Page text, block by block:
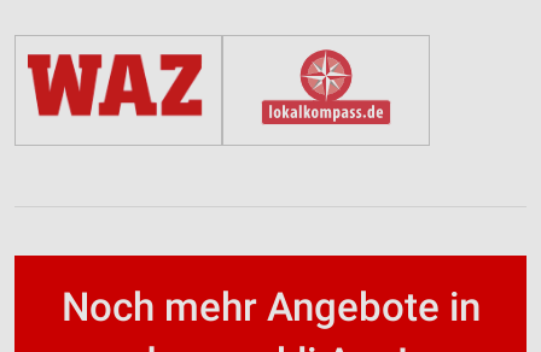
Noch mehr Angebote in